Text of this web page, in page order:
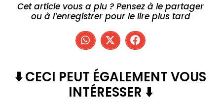
Cet article vous a plu ? Pensez à le partager
ou à l’enregistrer pour le lire plus tard
⬇️ CECI PEUT ÉGALEMENT VOUS
INTÉRESSER ⬇️